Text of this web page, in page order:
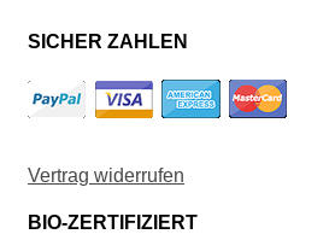
SICHER ZAHLEN
Vertrag widerrufen
BIO-ZERTIFIZIERT